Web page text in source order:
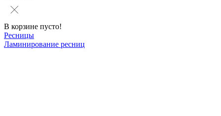
В корзине пусто!
Ресницы
Ламинирование ресниц